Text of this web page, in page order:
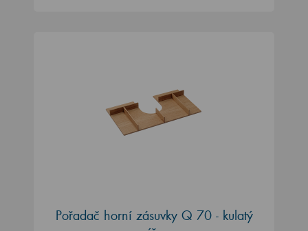
Pořadač horní zásuvky Q 70 - kulatý